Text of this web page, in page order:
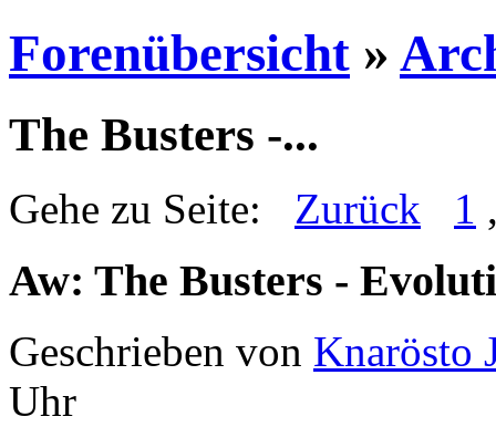
Forenübersicht »
The Busters -...
Gehe zu Seite: Zurück 1
Aw: The Busters -
Geschrieben von Knarösto
Uhr